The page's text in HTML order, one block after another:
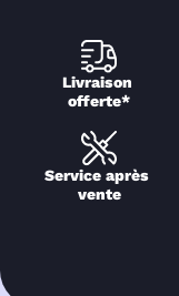
Livraison
offerte*
Service après
vente